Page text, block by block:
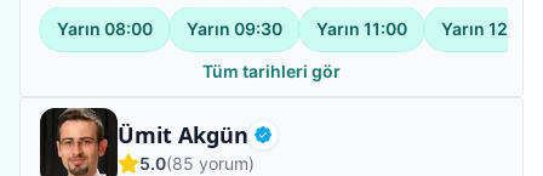
Yarın 08:00 Yarın 09:30 Yarın 11:00 Yarın 12:30
Tüm tarihleri gör
Ümit Akgün Doğrulanmış
Fizyoterapist
5.0(85 yorum)